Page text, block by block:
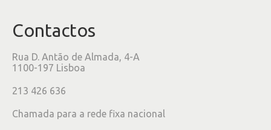
Contactos
Rua D. Antão de Almada, 4-A
1100-197 Lisboa
213 426 636
Chamada para a rede fixa nacional